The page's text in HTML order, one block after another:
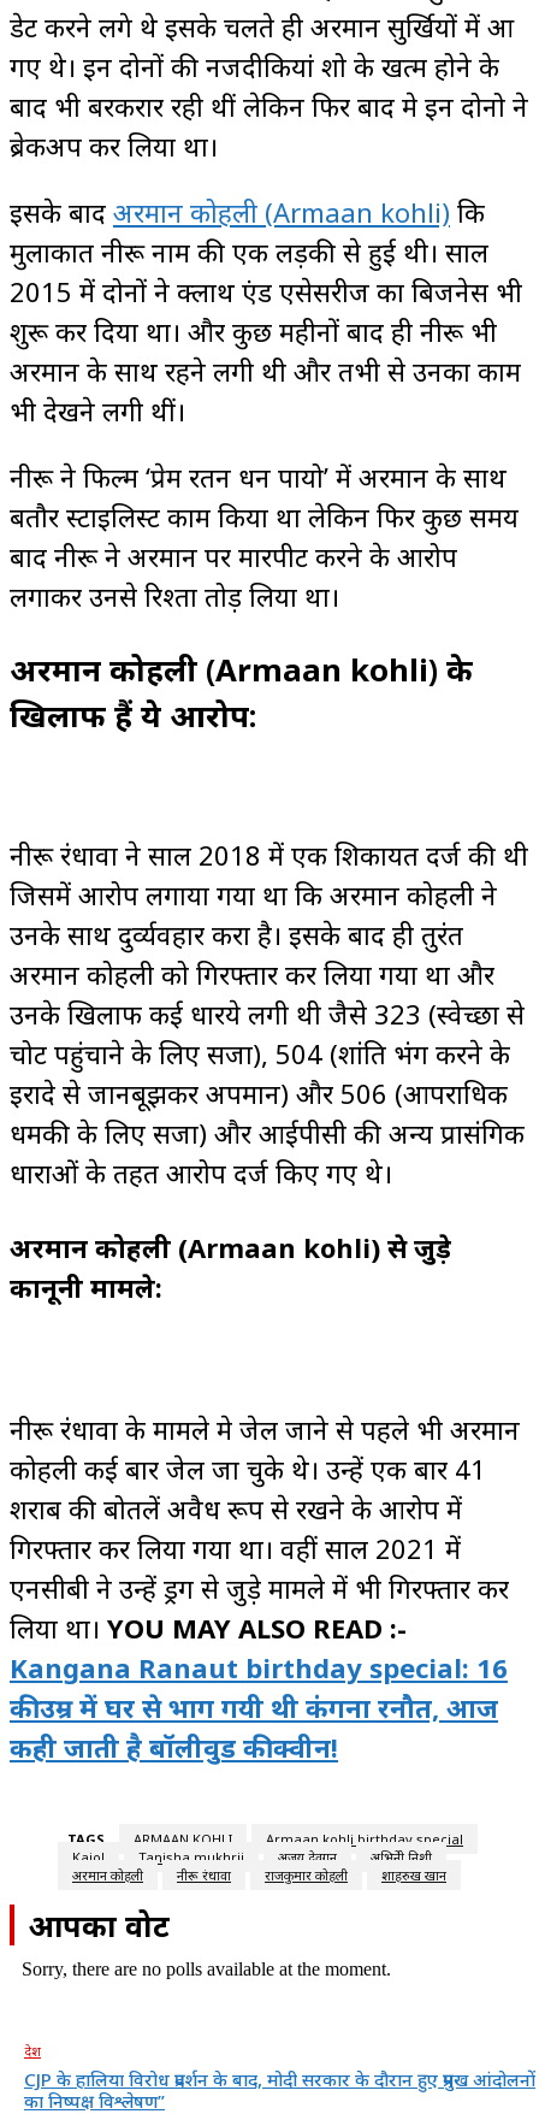
डेट करने लगे थे इसके चलते ही अरमान सुर्खियों में आ
गए थे। इन दोनों की नजदीकियां शो के खत्म होने के
बाद भी बरकरार रही थीं लेकिन फिर बाद मे इन दोनो ने
ब्रेकअप कर लिया था।
इसके बाद अरमान कोहली (Armaan kohli) कि
मुलाकात नीरू नाम की एक लड़की से हुई थी। साल
2015 में दोनों ने क्लाथ एंड एसेसरीज का बिजनेस भी
शुरू कर दिया था। और कुछ महीनों बाद ही नीरू भी
अरमान के साथ रहने लगी थी और तभी से उनका काम
भी देखने लगी थीं।
नीरू ने फिल्म ‘प्रेम रतन धन पायो’ में अरमान के साथ
बतौर स्टाइलिस्ट काम किया था लेकिन फिर कुछ समय
बाद नीरू ने अरमान पर मारपीट करने के आरोप
लगाकर उनसे रिश्ता तोड़ लिया था।
अरमान कोहली (Armaan kohli) के
खिलाफ हैं ये आरोप:
नीरू रंधावा ने साल 2018 में एक शिकायत दर्ज की थी
जिसमें आरोप लगाया गया था कि अरमान कोहली ने
उनके साथ दुर्व्यवहार करा है। इसके बाद ही तुरंत
अरमान कोहली को गिरफ्तार कर लिया गया था और
उनके खिलाफ कई धारये लगी थी जैसे 323 (स्वेच्छा से
चोट पहुंचाने के लिए सजा), 504 (शांति भंग करने के
इरादे से जानबूझकर अपमान) और 506 (आपराधिक
धमकी के लिए सजा) और आईपीसी की अन्य प्रासंगिक
धाराओं के तहत आरोप दर्ज किए गए थे।
अरमान कोहली (Armaan kohli) से जुड़े
कानूनी मामले:
नीरू रंधावा के मामले मे जेल जाने से पहले भी अरमान
कोहली कई बार जेल जा चुके थे। उन्हें एक बार 41
शराब की बोतलें अवैध रूप से रखने के आरोप में
गिरफ्तार कर लिया गया था। वहीं साल 2021 में
एनसीबी ने उन्हें ड्रग से जुड़े मामले में भी गिरफ्तार कर
लिया था। YOU MAY ALSO READ :-
Kangana Ranaut birthday special: 16
की उम्र में घर से भाग गयी थी कंगना रनौत, आज
कही जाती है बॉलीवुड की क्वीन!
TAGS ARMAAN KOHLI
Armaan kohli birthday special
Kajol
Tanisha mukhrji अजय देवगन
अभिनेत्री निशी
अरमान कोहली
नीरू रंधावा राजकुमार कोहली शाहरुख खान
आपका वोट
Sorry, there are no polls available at the moment.
देश
CJP के हालिया विरोध प्रदर्शन के बाद, मोदी सरकार के दौरान हुए प्रमुख आंदोलनों
का निष्पक्ष विश्लेषण”